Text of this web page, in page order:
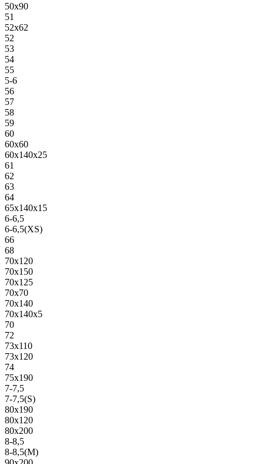
50х90
51
52х62
52
53
54
55
5-6
56
57
58
59
60
60х60
60х140х25
61
62
63
64
65х140х15
6-6,5
6-6,5(XS)
66
68
70х120
70х150
70х125
70х70
70х140
70х140х5
70
72
73х110
73х120
74
75х190
7-7,5
7-7,5(S)
80х190
80х120
80х200
8-8,5
8-8,5(M)